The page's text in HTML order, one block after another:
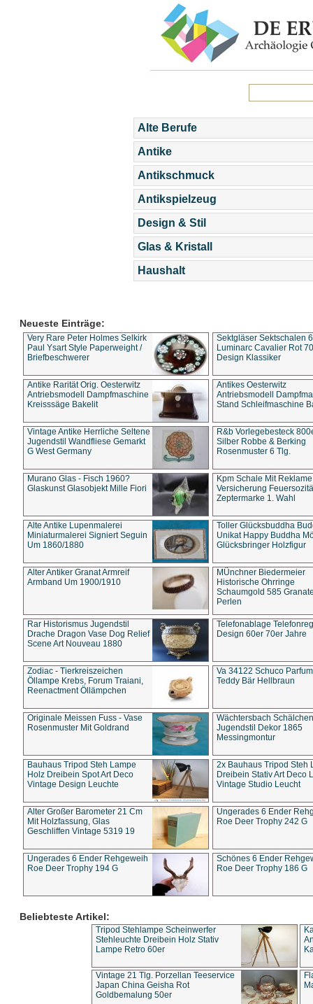
Alte Berufe
Antike
Antikschmuck
Antikspielzeug
Design & Stil
Glas & Kristall
Haushalt
Neueste Einträge:
Very Rare Peter Holmes Selkirk
Paul Ysart Style Paperweight /
Briefbeschwerer
Sektgläser Sektschalen
Luminarc Cavalier Rot
Design Klassiker
Antike Rarität Orig. Oesterwitz
Antriebsmodell Dampfmaschine
Kreisssäge Bakelit
Antikes Oesterwitz
Antriebsmodell
Stand Schleifmaschine
Vintage Antike Herrliche Seltene
Jugendstil Wandfliese Gemarkt
G West Germany
R&b Vorlegebesteck
Silber Robbe & Berking
Rosenmuster 6 Tlg.
Murano Glas - Fisch 1960?
Glaskunst Glasobjekt Mille Fiori
Kpm Schale Mit Reklame
Versicherung
Zeptermarke 1. Wahl
Alte Antike Lupenmalerei
Miniaturmalerei Signiert Seguin
Um 1860/1880
Toller Glücksbuddha
Unikat Happy Buddha
Glücksbringer Holzfigur
Alter Antiker Granat Armreif
Armband Um 1900/1910
MÜnchner Biedermeier
Historische Ohrringe
Schaumgold 585
Perlen
Rar Historismus Jugendstil
Drache Dragon Vase Dog Relief
Scene Art Nouveau 1880
Telefonablage
Design 60er 70er Jahre
Zodiac - Tierkreiszeichen
Öllampe Krebs, Forum Traiani,
Reenactment Öllämpchen
Va 34122 Schuco
Teddy Bär Hellbraun
Originale Meissen Fuss - Vase
Rosenmuster Mit Goldrand
Wächtersbach Schälchen
Jugendstil Dekor 1865
Messingmontur
Bauhaus Tripod Steh Lampe
Holz Dreibein Spot Art Deco
Vintage Design Leuchte
2x Bauhaus Tripod Steh
Dreibein Stativ Art Deco
Vintage Studio Leucht
Alter Großer Barometer 21 Cm
Mit Holzfassung, Glas
Geschliffen Vintage 5319 19
Ungerades 6 Ender
Roe Deer Trophy 242 G
Ungerades 6 Ender Rehgeweih
Roe Deer Trophy 194 G
Schönes 6 Ender
Roe Deer Trophy 186 G
Beliebteste Artikel:
Tripod Stehlampe Scheinwerfer
Stehleuchte Dreibein Holz Stativ
Lampe Retro 60er
Vintage 21 Tlg. Porzellan Teeservice
Japan China Geisha Rot
Goldbemalung 50er